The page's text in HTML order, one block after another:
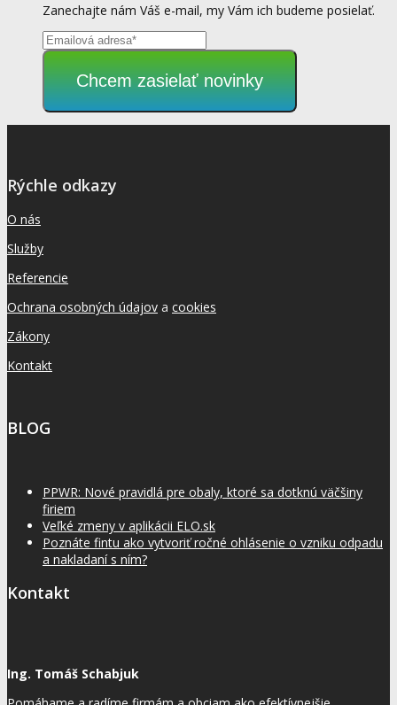
Zanechajte nám Váš e-mail, my Vám ich budeme posielať.
Chcem zasielať novinky
Rýchle odkazy
O nás
Služby
Referencie
Ochrana osobných údajov a cookies
Zákony
Kontakt
BLOG
PPWR: Nové pravidlá pre obaly, ktoré sa dotknú väčšiny
firiem
Veľké zmeny v aplikácii ELO.sk
Poznáte fintu ako vytvoriť ročné ohlásenie o vzniku odpadu
a nakladaní s ním?
Kontakt
Ing. Tomáš Schabjuk